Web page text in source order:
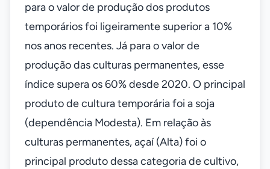
para o valor de produção dos produtos
temporários foi ligeiramente superior a 10%
nos anos recentes. Já para o valor de
produção das culturas permanentes, esse
índice supera os 60% desde 2020. O principal
produto de cultura temporária foi a soja
(dependência Modesta). Em relação às
culturas permanentes, açaí (Alta) foi o
principal produto dessa categoria de cultivo,